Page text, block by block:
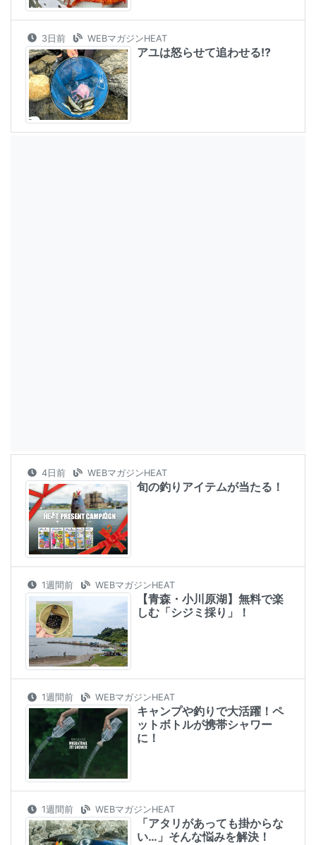
3日前 WEBマガジンHEAT
アユは怒らせて追わせる!?
4日前 WEBマガジンHEAT
旬の釣りアイテムが当たる！
1週間前 WEBマガジンHEAT
【青森・小川原湖】無料で楽
しむ「シジミ採り」！
1週間前 WEBマガジンHEAT
キャンプや釣りで大活躍！ペ
ットボトルが携帯シャワー
に！
1週間前 WEBマガジンHEAT
「アタリがあっても掛からな
い…」そんな悩みを解決！